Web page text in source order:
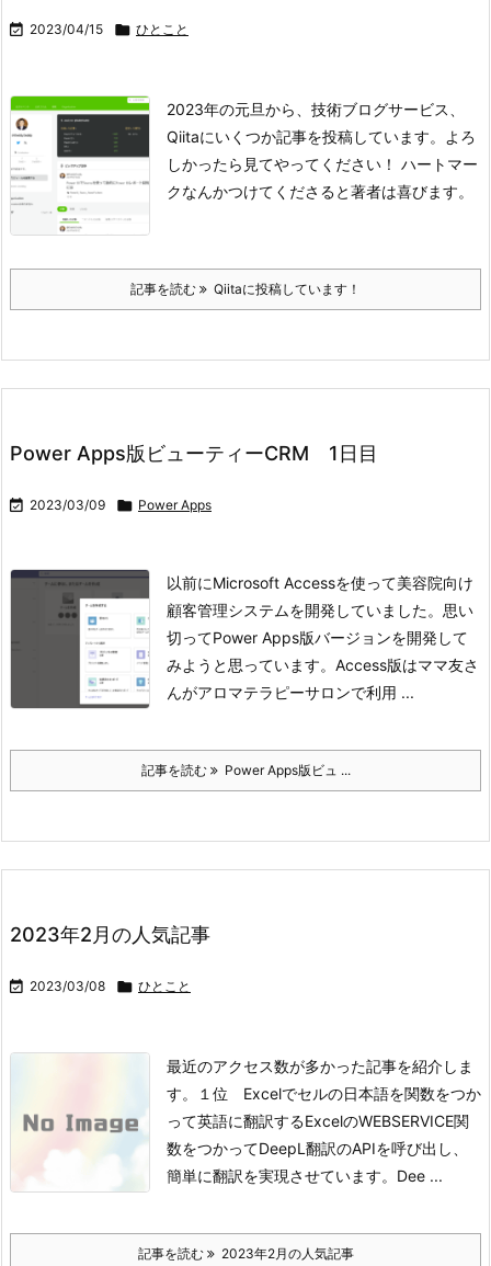
 2023/04/15  ひとこと
2023年の元旦から、技術ブログサービス、
Qiitaにいくつか記事を投稿しています。よろ
しかったら見てやってください！ ハートマー
クなんかつけてくださると著者は喜びます。
記事を読む Qiitaに投稿しています！
Power Apps版ビューティーCRM 1日目
 2023/03/09  Power Apps
以前にMicrosoft Accessを使って美容院向け
顧客管理システムを開発していました。思い
切ってPower Apps版バージョンを開発して
みようと思っています。 Access版はママ友さ
んがアロマテラピーサロンで利用 ...
記事を読む Power Apps版ビュ ...
2023年2月の人気記事
 2023/03/08  ひとこと
最近のアクセス数が多かった記事を紹介しま
す。
１位 Excelでセルの日本語を関数をつか
って英語に翻訳するExcelのWEBSERVICE関
数をつかってDeepL翻訳のAPIを呼び出し、
簡単に翻訳を実現させています。Dee ...
記事を読む 2023年2月の人気記事